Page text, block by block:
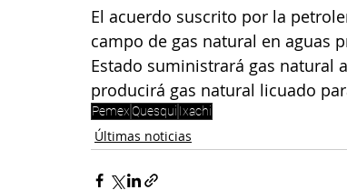
El acuerdo suscrito por la
campo de gas natural en aguas
Estado suministrará gas natural
producirá gas natural licuado
Pemex Quesqui Ixachi
Últimas noticias